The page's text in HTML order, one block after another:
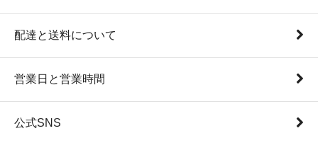
配達と送料について
営業日と営業時間
公式SNS